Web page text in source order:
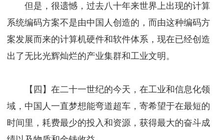
但是，很遗憾，过去八十年来世界上出现的计算
系统编码方案不是由中国人创造的，而由这种编码方
案发展而来的计算机硬件和软件体系，现在已经创造
出了无比光辉灿烂的产业集群和工业文明。
【四】在二十一世纪的今天，在工业和信息化领
域，中国人一直梦想能弯道超车，寄希望于在最短的
时间里，耗费最少的投入和资源，获得最大的奋斗成